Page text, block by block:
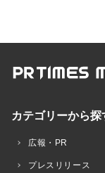
カテゴリーから探
広報・PR
プレスリリース